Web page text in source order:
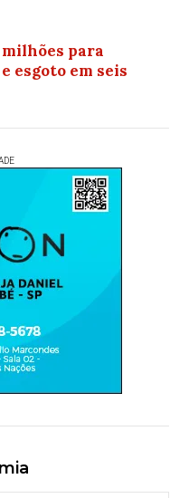
milhões para
esgoto em seis